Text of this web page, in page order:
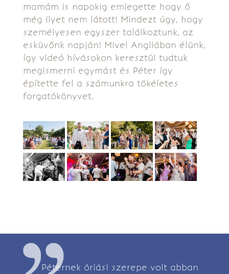
mamám is napokig emlegette hogy ő
még ilyet nem látott! Mindezt úgy, hogy
személyesen egyszer találkoztunk, az
esküvőnk napján! Mivel Angliában élünk,
így videó hívásokon keresztül tudtuk
megismerni egymást és Péter így
építette fel a számunkra tökéletes
forgatókönyvet.
Péternek óriási szerepe volt abban